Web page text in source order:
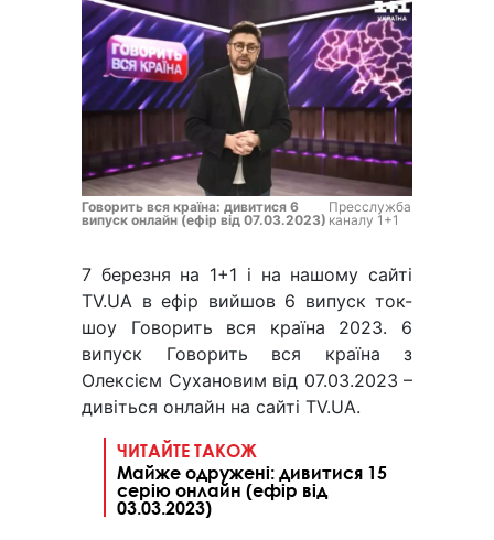
Говорить вся країна: дивитися 6
випуск онлайн (ефір від 07.03.2023)
Пресслужба
каналу 1+1
7 березня на 1+1 і на нашому сайті
TV.UA в ефір вийшов 6 випуск ток-
шоу Говорить вся країна 2023. 6
випуск Говорить вся країна з
Олексієм Сухановим від 07.03.2023 –
дивіться онлайн на сайті TV.UA.
ЧИТАЙТЕ ТАКОЖ
Майже одружені: дивитися 15
серію онлайн (ефір від
03.03.2023)